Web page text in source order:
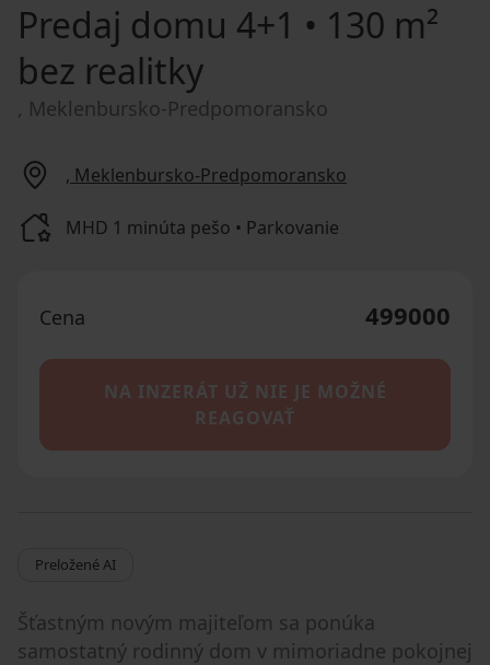
Predaj domu 4+1 • 130 m²
bez realitky
, Meklenbursko-Predpomoransko
, Meklenbursko-Predpomoransko
MHD 1 minúta pešo • Parkovanie
Cena 499000
NA INZERÁT UŽ NIE JE MOŽNÉ
REAGOVAŤ
Preložené AI
Šťastným novým majiteľom sa ponúka
samostatný rodinný dom v mimoriadne pokojnej